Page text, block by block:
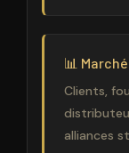
📊 Marché
Clients,
alliances